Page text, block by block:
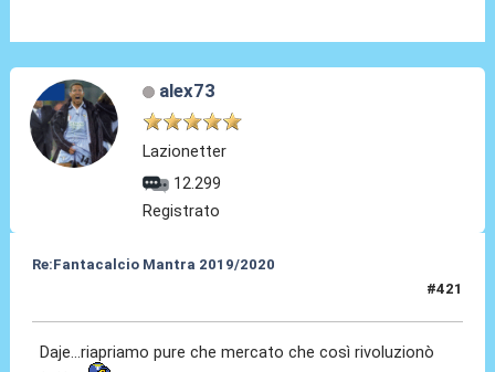
alex73
Lazionetter
12.299
Registrato
Re:Fantacalcio Mantra 2019/2020
#421
Daje...riapriamo pure che mercato che così rivoluzionò